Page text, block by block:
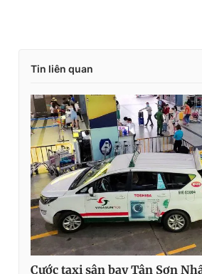
Tin liên quan
Cước taxi sân bay Tân Sơn